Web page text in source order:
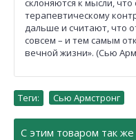
склоняются к мысли,
терапевтическому
дальше и считают, что
совсем – и тем самым
вечной жизни». (Сью
Теги: Сью Армстронг
С этим товаром так